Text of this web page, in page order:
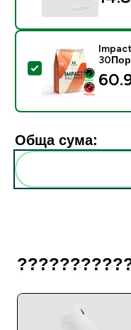
Select this
Обща сума: